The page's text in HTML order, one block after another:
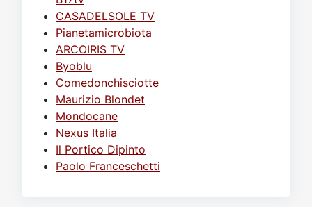
CASADELSOLE TV
Pianetamicrobiota
ARCOIRIS TV
Byoblu
Comedonchisciotte
Maurizio Blondet
Mondocane
Nexus Italia
Il Portico Dipinto
Paolo Franceschetti